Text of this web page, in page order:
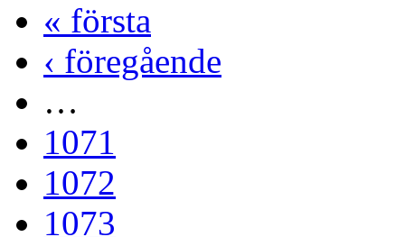
« första
‹ föregående
…
1071
1072
1073